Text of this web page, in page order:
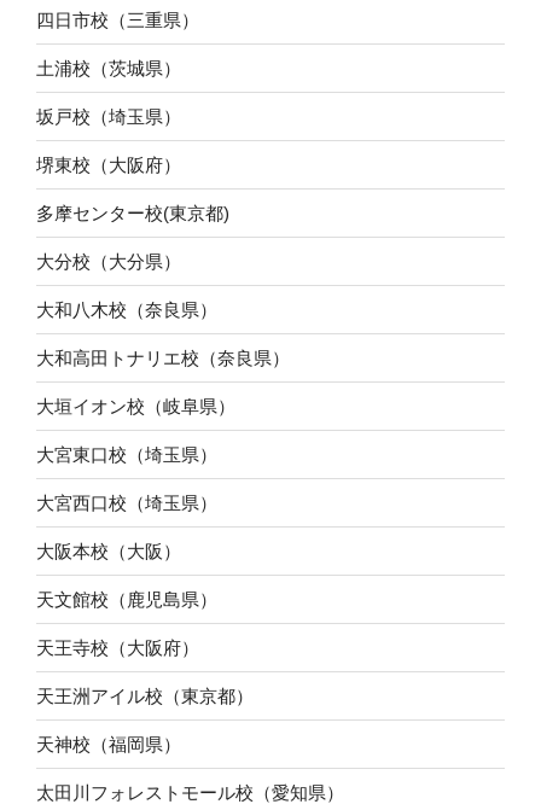
四日市校（三重県）
土浦校（茨城県）
坂戸校（埼玉県）
堺東校（大阪府）
多摩センター校(東京都)
大分校（大分県）
大和八木校（奈良県）
大和高田トナリエ校（奈良県）
大垣イオン校（岐阜県）
大宮東口校（埼玉県）
大宮西口校（埼玉県）
大阪本校（大阪）
天文館校（鹿児島県）
天王寺校（大阪府）
天王洲アイル校（東京都）
天神校（福岡県）
太田川フォレストモール校（愛知県）